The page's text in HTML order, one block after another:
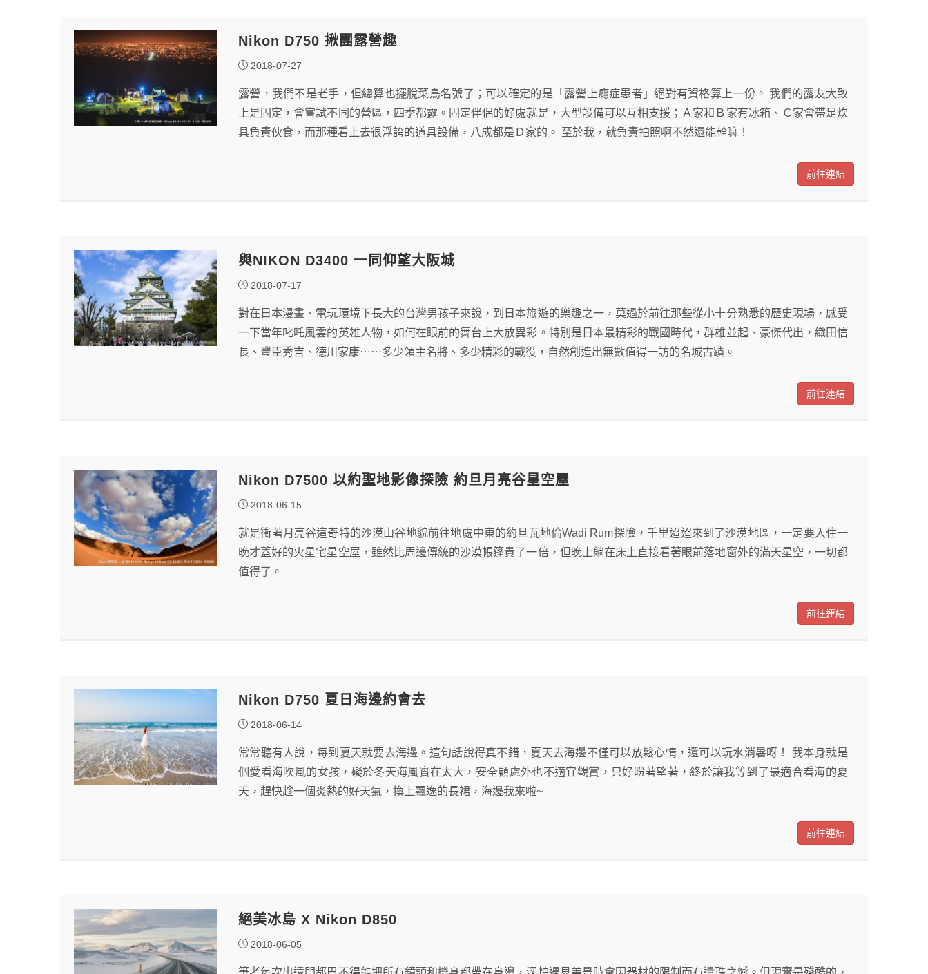
Nikon D750 揪團露營趣
2018-07-27
露營，我們不是老手，但總算也擺脫菜鳥名號了；可以確定的是「露營上癮症患者」絕對有資格算上一份。 我們的露友大致
上是固定，會嘗試不同的營區，四季都露。固定伴侶的好處就是，大型設備可以互相支援；Ａ家和Ｂ家有冰箱、Ｃ家會帶足炊
具負責伙食，而那種看上去很浮誇的道具設備，八成都是Ｄ家的。 至於我，就負責拍照啊不然還能幹嘛！
前往連結
與NIKON D3400 一同仰望大阪城
2018-07-17
對在日本漫畫、電玩環境下長大的台灣男孩子來說，到日本旅遊的樂趣之一，莫過於前往那些從小十分熟悉的歷史現場，感受
一下當年叱吒風雲的英雄人物，如何在眼前的舞台上大放異彩。特別是日本最精彩的戰國時代，群雄並起、豪傑代出，織田信
長、豐臣秀吉、德川家康⋯⋯多少領主名將、多少精彩的戰役，自然創造出無數值得一訪的名城古蹟。
前往連結
Nikon D7500 以約聖地影像探險 約旦月亮谷星空屋
2018-06-15
就是衝著月亮谷這奇特的沙漠山谷地貌前往地處中東的約旦瓦地倫Wadi Rum探險，千里迢迢來到了沙漠地區，一定要入住一
晚才蓋好的火星宅星空屋，雖然比周邊傳統的沙漠帳篷貴了一倍，但晚上躺在床上直接看著眼前落地窗外的滿天星空，一切都
值得了。
前往連結
Nikon D750 夏日海邊約會去
2018-06-14
常常聽有人說，每到夏天就要去海邊。這句話說得真不錯，夏天去海邊不僅可以放鬆心情，還可以玩水消暑呀！ 我本身就是
個愛看海吹風的女孩，礙於冬天海風實在太大，安全顧慮外也不適宜觀賞，只好盼著望著，終於讓我等到了最適合看海的夏
天，趕快趁一個炎熱的好天氣，換上飄逸的長裙，海邊我來啦~
前往連結
絕美冰島 X Nikon D850
2018-06-05